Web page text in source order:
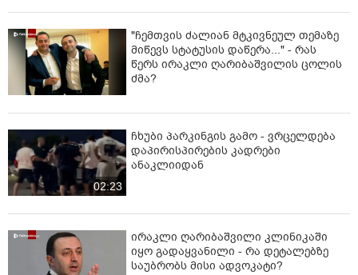
"ჩემთვის ძალიან მტკივნეულ თემაზე
მიწევს სტატუსის დაწერა..." - რას
წერს ირაკლი ღარიბაშვილის ცოლის
ძმა?
02:23
ჩხუბი პარკინგის გამო - ვრცელდება
დაპირისპირების კადრები
ანაკლიიდან
ირაკლი ღარიბაშვილი კლინიკაში
იყო გადაყვანილი - რა დეტალებზე
საუბრობს მისი ადვოკატი?